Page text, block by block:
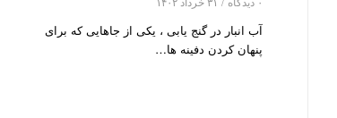
آب انبار در گنج یابی ، یکی از جاهایی که برای
پنهان کردن دفینه ها…